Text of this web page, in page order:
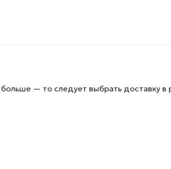
— то следует выбрать доставку в